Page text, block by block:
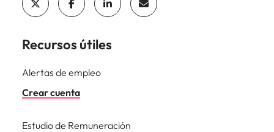
Recursos útiles
Alertas de empleo
Crear cuenta
Estudio de Remuneración